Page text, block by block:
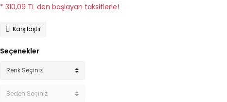
* 310,09 TL den başlayan taksitlerle!
Karşılaştır
Seçenekler